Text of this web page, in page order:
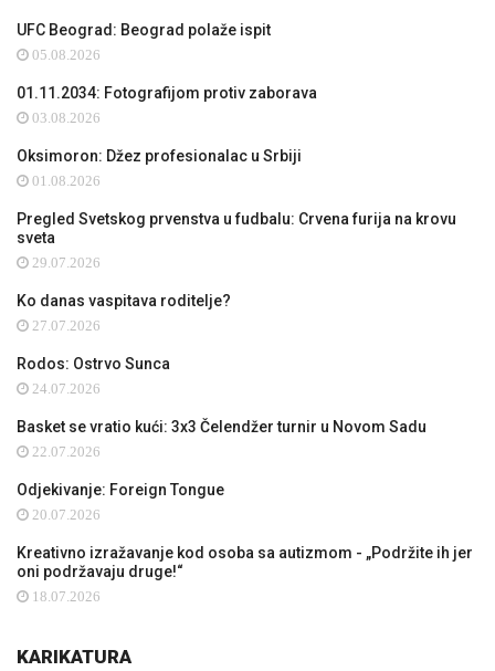
UFC Beograd: Beograd polaže ispit
05.08.2026
01.11.2034: Fotografijom protiv zaborava
03.08.2026
Oksimoron: Džez profesionalac u Srbiji
01.08.2026
Pregled Svetskog prvenstva u fudbalu: Crvena furija na krovu
sveta
29.07.2026
Ko danas vaspitava roditelje?
27.07.2026
Rodos: Ostrvo Sunca
24.07.2026
Basket se vratio kući: 3x3 Čelendžer turnir u Novom Sadu
22.07.2026
Odjekivanje: Foreign Tongue
20.07.2026
Kreativno izražavanje kod osoba sa autizmom - „Podržite ih jer
oni podržavaju druge!“
18.07.2026
KARIKATURA